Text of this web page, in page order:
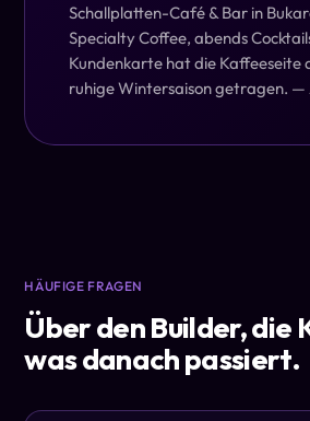
Schallplatten-Café & Bar in
Specialty Coffee, abends
Kundenkarte hat die Kaffeeseite
ruhige Wintersaison getragen. —
HÄUFIGE FRAGEN
Über den Builder, die
was danach passiert.